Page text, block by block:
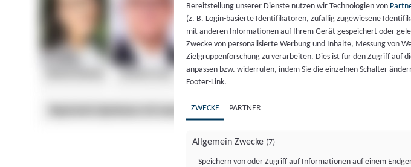
Bereitstellung unserer Dienste nutzen wir Technologien von
(z. B. Login-basierte Identifikatoren, zufällig zugewiesene
mit anderen Informationen auf Ihrem Gerät gespeichert oder
Zwecke von personalisierte Werbung und Inhalte, Messung von
Zielgruppenforschung zu verarbeiten. Dies ist für den Zugriff auf
anpassen bzw. widerrufen, indem Sie die einzelnen Schalter
Footer-Link.
ZWECKE PARTNER
Allgemein Zwecke (7)
Speichern von oder Zugriff auf Informationen auf einem